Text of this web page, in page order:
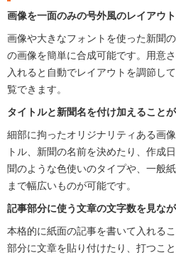
画像を一面のみの号外風のレイアウ
画像や大きなフォントを使った新聞
の画像を簡単に合成可能です。用意
入れると自動でレイアウトを調節し
覧できます。
タイトルと新聞名を付け加えること
細部に拘ったオリジナリティある画
トル、新聞の名前を決めたり、作成
聞のような色使いのタイプや、一般
まで幅広いものが可能です。
記事部分に使う文章の文字数を見な
本格的に紙面の記事を書いて入れる
部分に文章を貼り付けたり、打つこ